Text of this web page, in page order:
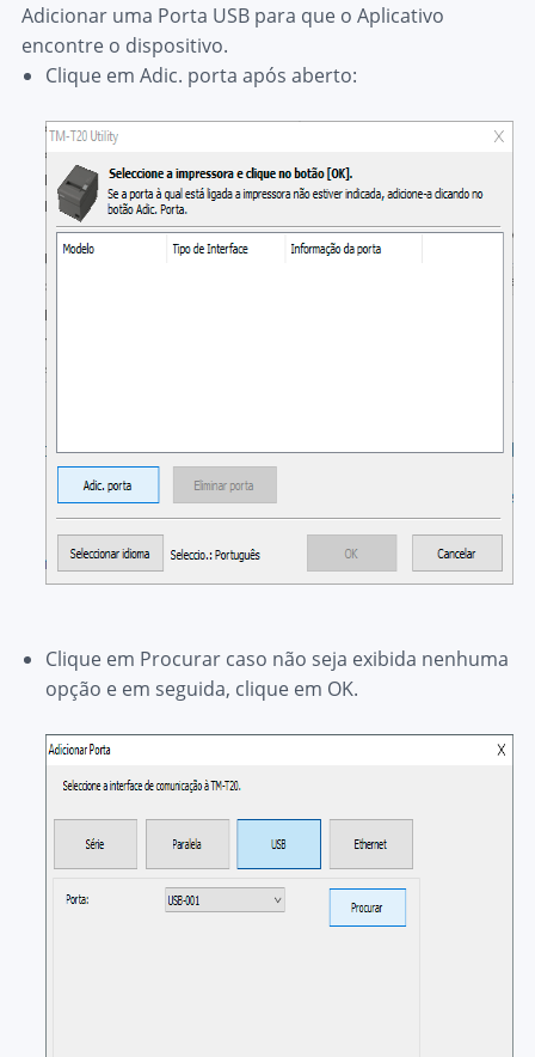
Adicionar uma Porta USB para que o Aplicativo
encontre o dispositivo.
Clique em Adic. porta após aberto:
Clique em Procurarcaso não seja exibida nenhuma
opção e em seguida, clique em OK.